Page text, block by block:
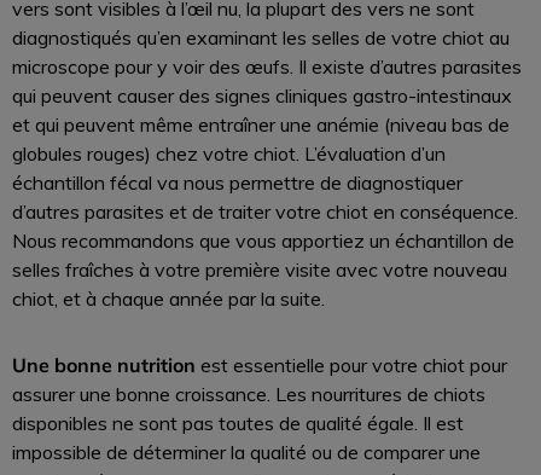
vers sont visibles à l’œil nu, la plupart des vers ne sont
diagnostiqués qu’en examinant les selles de votre chiot au
microscope pour y voir des œufs. Il existe d’autres parasites
qui peuvent causer des signes cliniques gastro-intestinaux
et qui peuvent même entraîner une anémie (niveau bas de
globules rouges) chez votre chiot. L’évaluation d’un
échantillon fécal va nous permettre de diagnostiquer
d’autres parasites et de traiter votre chiot en conséquence.
Nous recommandons que vous apportiez un échantillon de
selles fraîches à votre première visite avec votre nouveau
chiot, et à chaque année par la suite.
Une bonne nutrition est essentielle pour votre chiot pour
assurer une bonne croissance. Les nourritures de chiots
disponibles ne sont pas toutes de qualité égale. Il est
impossible de déterminer la qualité ou de comparer une